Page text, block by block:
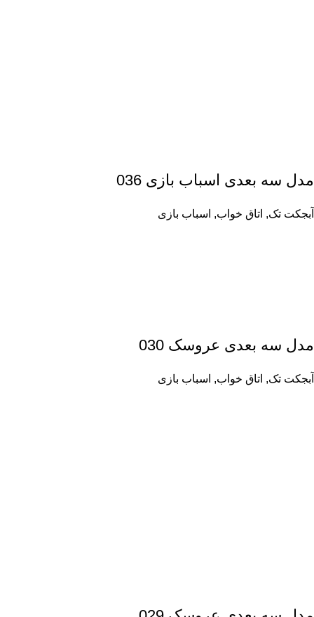
مدل سه بعدی اسباب بازی 036
آبجکت تک, اتاق خواب, اسباب بازی
مدل سه بعدی عروسک 030
آبجکت تک, اتاق خواب, اسباب بازی